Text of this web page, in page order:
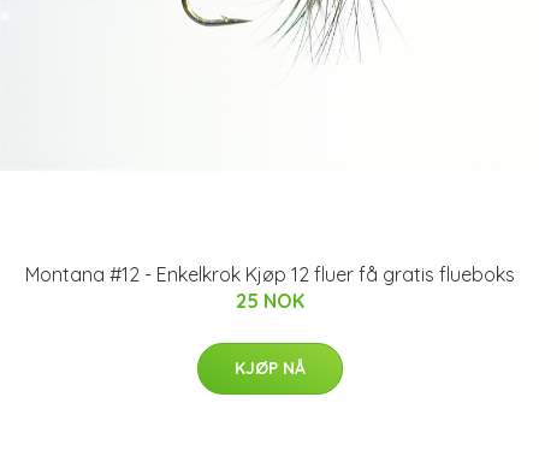
Montana #12 - Enkelkrok Kjøp 12 fluer få gratis flueboks
25 NOK
KJØP NÅ